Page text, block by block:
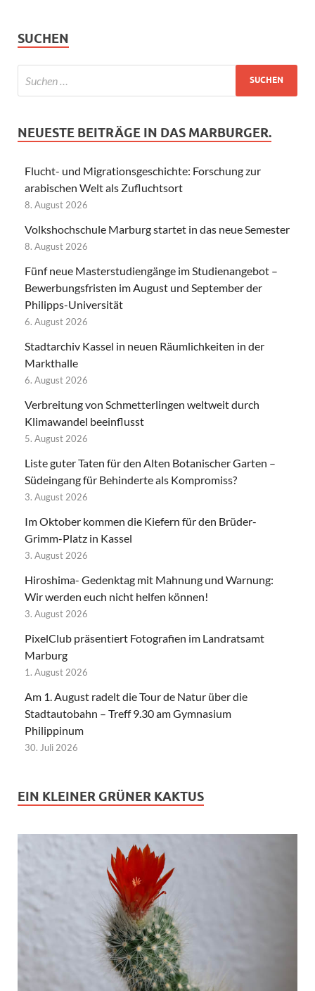
SUCHEN
NEUESTE BEITRÄGE IN DAS MARBURGER.
Flucht- und Migrationsgeschichte: Forschung zur
arabischen Welt als Zufluchtsort
8. August 2026
Volkshochschule Marburg startet in das neue Semester
8. August 2026
Fünf neue Masterstudiengänge im Studienangebot –
Bewerbungsfristen im August und September der
Philipps-Universität
6. August 2026
Stadtarchiv Kassel in neuen Räumlichkeiten in der
Markthalle
6. August 2026
Verbreitung von Schmetterlingen weltweit durch
Klimawandel beeinflusst
5. August 2026
Liste guter Taten für den Alten Botanischer Garten –
Südeingang für Behinderte als Kompromiss?
3. August 2026
Im Oktober kommen die Kiefern für den Brüder-
Grimm-Platz in Kassel
3. August 2026
Hiroshima- Gedenktag mit Mahnung und Warnung:
Wir werden euch nicht helfen können!
3. August 2026
PixelClub präsentiert Fotografien im Landratsamt
Marburg
1. August 2026
Am 1. August radelt die Tour de Natur über die
Stadtautobahn – Treff 9.30 am Gymnasium
Philippinum
30. Juli 2026
EIN KLEINER GRÜNER KAKTUS